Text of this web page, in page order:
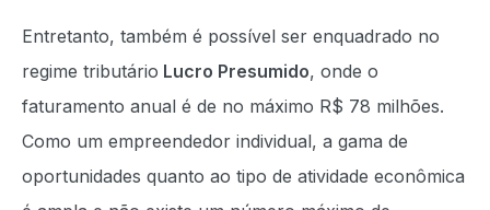
Entretanto, também é possível ser enquadrado no
regime tributário Lucro Presumido, onde o
faturamento anual é de no máximo R$ 78 milhões.
Como um empreendedor individual, a gama de
oportunidades quanto ao tipo de atividade econômica